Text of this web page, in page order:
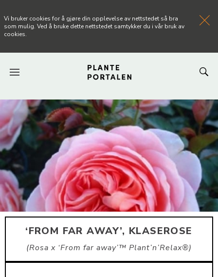
FORSIDEN
NYHETER
ARTIKLER
OM PLANTEPORTALEN
KONTAKT
Vi bruker cookies for å gjøre din opplevelse av nettstedet så bra
som mulig. Ved å bruke dette nettstedet samtykker du i vår bruk av
cookies.
‘FROM FAR AWAY’, KLASEROSE
Rosa x ‘From far away’™ Plant’n’Relax®